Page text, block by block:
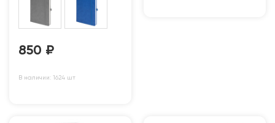
850 ₽
В наличии: 1624 шт